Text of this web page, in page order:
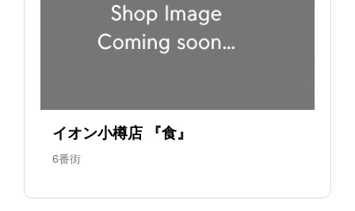
イオン小樽店 『食』
6番街